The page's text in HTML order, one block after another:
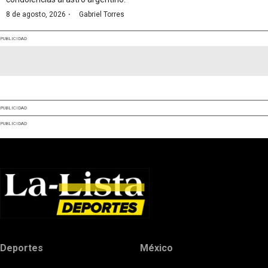
8 de agosto, 2026 · Gabriel Torres
PUBLICIDAD
PUBLICIDAD
PUBLICIDAD
Deportes México